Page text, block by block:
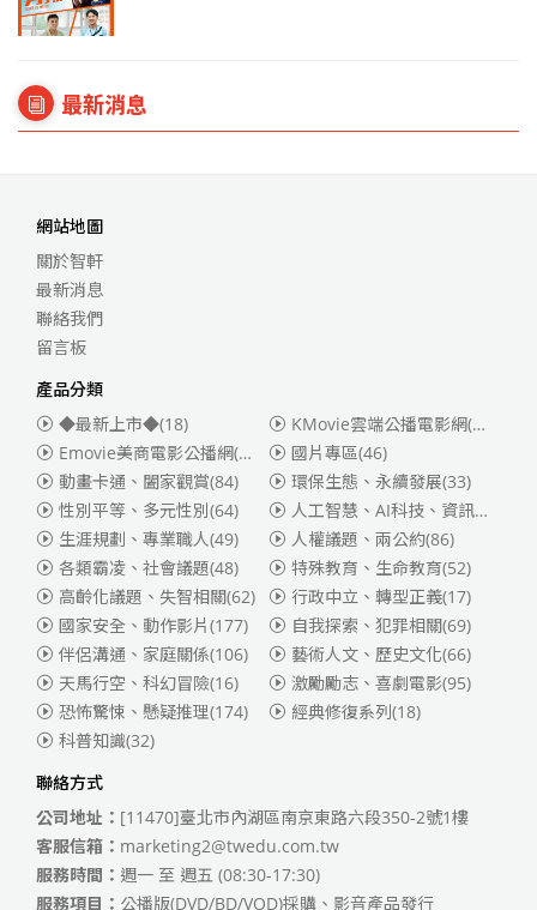
最新消息
網站地圖
關於智軒
最新消息
聯絡我們
留言板
產品分類
◆最新上市◆(18)
KMovie雲端公播電影網(迪士尼、福斯、索尼)
Emovie美商電影公播網(華納)
(186)
國片專區(46)
動畫卡通、闔家觀賞(84) 環保生態、永續發展(33)
性別平等、多元性別(64) 人工智慧、AI科技、資訊安全
生涯規劃、專業職人(49) 人權議題、兩公約(86)
各類霸凌、社會議題(48) 特殊教育、生命教育(52)
高齡化議題、失智相關(62) 行政中立、轉型正義(17)
國家安全、動作影片(177) 自我探索、犯罪相關(69)
伴侶溝通、家庭關係(106) 藝術人文、歷史文化(66)
天馬行空、科幻冒險(16) 激勵勵志、喜劇電影(95)
恐怖驚悚、懸疑推理(174) 經典修復系列(18)
科普知識(32)
聯絡方式
公司地址： [11470]臺北市內湖區南京東路六段350-2號1樓
客服信箱： marketing2@twedu.com.tw
服務時間： 週一 至 週五 (08:30-17:30)
服務項目： 公播版(DVD/BD/VOD)採購、影音產品發行